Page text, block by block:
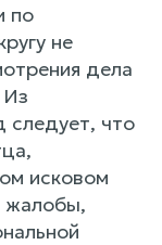
по
не
дела
следует, что
исковом
жалобы,